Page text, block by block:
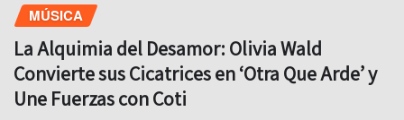
MÚSICA
La Alquimia del Desamor: Olivia Wald
Convierte sus Cicatrices en ‘Otra Que Arde’ y
Une Fuerzas con Coti